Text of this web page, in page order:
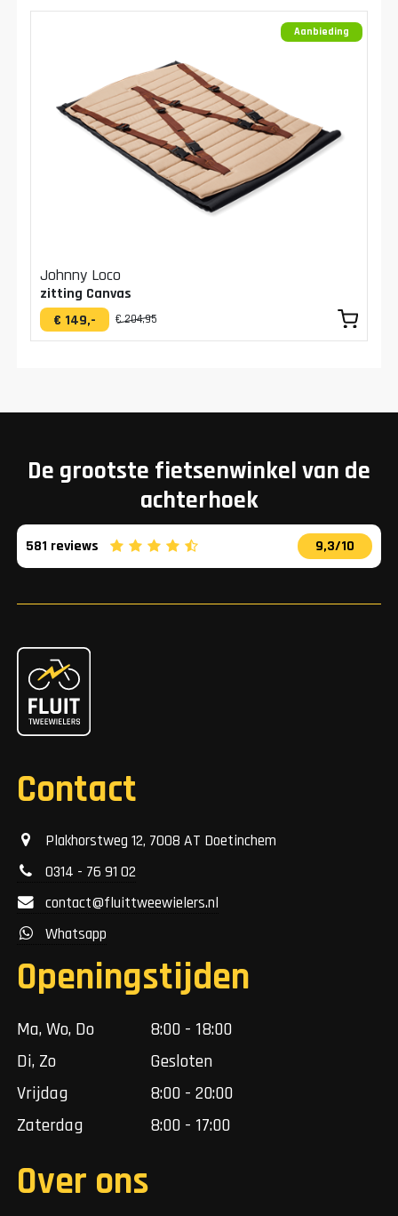
Aanbieding
Johnny Loco
zitting Canvas
€ 149,-
€ 204,95
De grootste fietsenwinkel van de
achterhoek
581 reviews 9,3/10
Contact
Plakhorstweg 12, 7008 AT Doetinchem
0314 - 76 91 02
contact@fluittweewielers.nl
Whatsapp
Openingstijden
Ma, Wo, Do
8:00 - 18:00
Di, Zo
Gesloten
Vrijdag
8:00 - 20:00
Zaterdag
8:00 - 17:00
Over ons